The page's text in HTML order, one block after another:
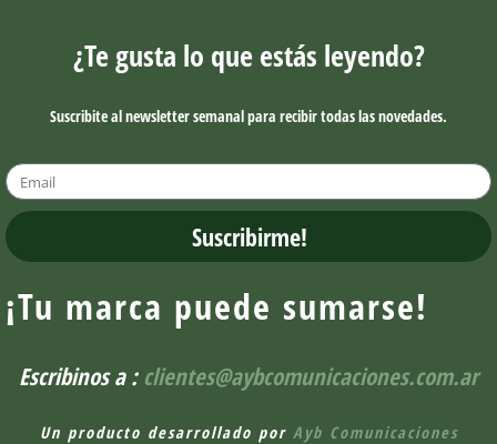
¿Te gusta lo que estás leyendo?
Suscribite al newsletter semanal para recibir todas las novedades.
Suscribirme!
¡Tu marca puede sumarse!
Escribinos a : clientes@aybcomunicaciones.com.ar
Un producto desarrollado por Ayb Comunicaciones